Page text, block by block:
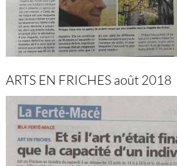
ARTS EN FRICHES août 2018